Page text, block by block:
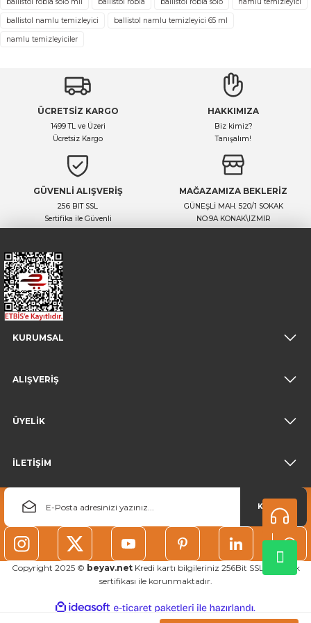
ballistol robla solo mil
ballıstol robla ballıstol robla solo namlu temizleyici
ballistol namlu temizleyici ballistol namlu temizleyici 65 ml
namlu temizleyiciler
ÜCRETSİZ KARGO
1499 TL ve Üzeri
Ücretsiz Kargo
HAKKIMIZA
Biz kimiz?
Tanışalım!
GÜVENLİ ALIŞVERİŞ
256 BIT SSL
Sertifika ile Güvenli
MAĞAZAMIZA BEKLERİZ
GÜNEŞLİ MAH. 520/1 SOKAK
NO:9A KONAK\İZMİR
KURUMSAL
ALIŞVERİŞ
ÜYELİK
İLETİŞİM
KAYDOL
Copyright 2025 © beyav.netKredi kartı bilgileriniz 256Bit SSL güvenlik
sertifikası ile korunmaktadır.
ideasoft
e-
ticaret
hazırlandı.